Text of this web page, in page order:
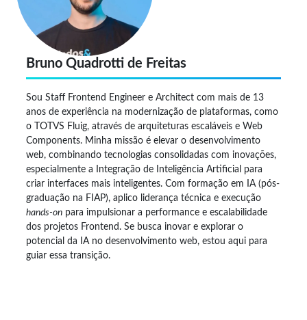
Bruno Quadrotti de Freitas
Sou Staff Frontend Engineer e Architect com mais de 13
anos de experiência na modernização de plataformas, como
o TOTVS Fluig, através de arquiteturas escaláveis e Web
Components. Minha missão é elevar o desenvolvimento
web, combinando tecnologias consolidadas com inovações,
especialmente a Integração de Inteligência Artificial para
criar interfaces mais inteligentes. Com formação em IA (pós-
graduação na FIAP), aplico liderança técnica e execução
hands-on para impulsionar a performance e escalabilidade
dos projetos Frontend. Se busca inovar e explorar o
potencial da IA no desenvolvimento web, estou aqui para
guiar essa transição.